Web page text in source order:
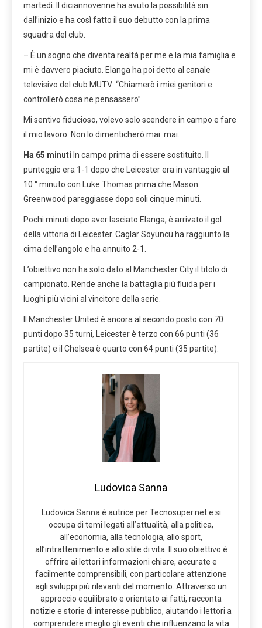
martedì. Il diciannovenne ha avuto la possibilità sin
dall’inizio e ha così fatto il suo debutto con la prima
squadra del club.
– È un sogno che diventa realtà per me e la mia famiglia e
mi è davvero piaciuto. Elanga ha poi detto al canale
televisivo del club MUTV: “Chiamerò i miei genitori e
controllerò cosa ne pensassero”.
Mi sentivo fiducioso, volevo solo scendere in campo e fare
il mio lavoro. Non lo dimenticherò mai. mai.
Ha 65 minuti In campo prima di essere sostituito. Il
punteggio era 1-1 dopo che Leicester era in vantaggio al
10 ° minuto con Luke Thomas prima che Mason
Greenwood pareggiasse dopo soli cinque minuti.
Pochi minuti dopo aver lasciato Elanga, è arrivato il gol
della vittoria di Leicester. Caglar Söyüncü ha raggiunto la
cima dell’angolo e ha annuito 2-1.
L’obiettivo non ha solo dato al Manchester City il titolo di
campionato. Rende anche la battaglia più fluida per i
luoghi più vicini al vincitore della serie.
Il Manchester United è ancora al secondo posto con 70
punti dopo 35 turni, Leicester è terzo con 66 punti (36
partite) e il Chelsea è quarto con 64 punti (35 partite).
Ludovica Sanna
Ludovica Sanna è autrice per Tecnosuper.net e si
occupa di temi legati all’attualità, alla politica,
all’economia, alla tecnologia, allo sport,
all’intrattenimento e allo stile di vita. Il suo obiettivo è
offrire ai lettori informazioni chiare, accurate e
facilmente comprensibili, con particolare attenzione
agli sviluppi più rilevanti del momento. Attraverso un
approccio equilibrato e orientato ai fatti, racconta
notizie e storie di interesse pubblico, aiutando i lettori a
comprendere meglio gli eventi che influenzano la vita